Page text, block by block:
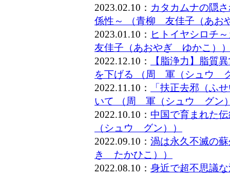
2023.02.10： カタカムナの隠
係性～ （青柳 友佳子（あお
2023.01.10： ヒトイヤシロチ
友佳子（あおやぎ ゆかこ）
2022.12.10：
【脂浄力】脂質
を下げる （周 軍（シュウ
2022.11.10：
「扶正去邪（ふ
いて （周 軍（シュウ グン
2022.10.10： 中国で育まれた
（シュウ グン））
2022.09.10： 渦は永久不滅の
き たかひこ））
2022.08.10： 身近で超不思議